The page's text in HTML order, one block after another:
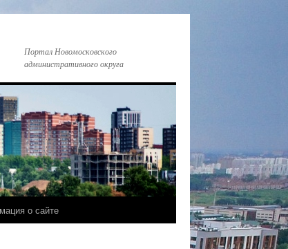
Портал Новомосковского
административного округа
о сайте